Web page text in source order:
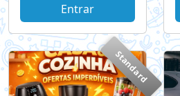
Entrar
Standard